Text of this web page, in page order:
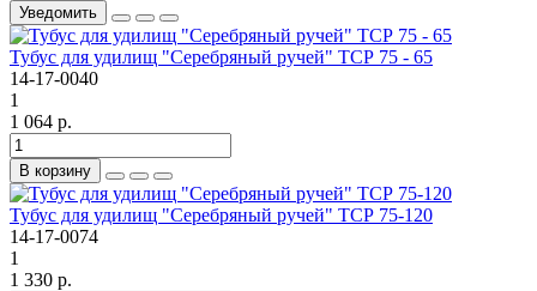
Уведомить
Тубус для удилищ "Серебряный ручей" ТСР 75 - 65
14-17-0040
1
1 064 р.
В корзину
Тубус для удилищ "Серебряный ручей" ТСР 75-120
14-17-0074
1
1 330 р.